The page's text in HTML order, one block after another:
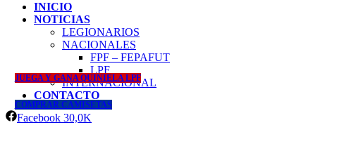
INICIO
NOTICIAS
LEGIONARIOS
NACIONALES
FPF – FEPAFUT
LPF
INTERNACIONAL
CONTACTO
JUEGA Y GANA QUINIELA LPF
COMPRAR CAMISETAS
Facebook 30,0K